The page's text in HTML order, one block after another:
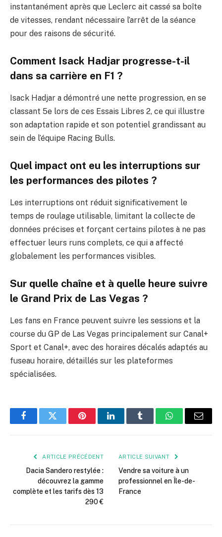
instantanément après que Leclerc ait cassé sa boîte
de vitesses, rendant nécessaire l’arrêt de la séance
pour des raisons de sécurité.
Comment Isack Hadjar progresse-t-il
dans sa carrière en F1 ?
Isack Hadjar a démontré une nette progression, en se
classant 5e lors de ces Essais Libres 2, ce qui illustre
son adaptation rapide et son potentiel grandissant au
sein de l’équipe Racing Bulls.
Quel impact ont eu les interruptions sur
les performances des pilotes ?
Les interruptions ont réduit significativement le
temps de roulage utilisable, limitant la collecte de
données précises et forçant certains pilotes à ne pas
effectuer leurs runs complets, ce qui a affecté
globalement les performances visibles.
Sur quelle chaîne et à quelle heure suivre
le Grand Prix de Las Vegas ?
Les fans en France peuvent suivre les sessions et la
course du GP de Las Vegas principalement sur Canal+
Sport et Canal+, avec des horaires décalés adaptés au
fuseau horaire, détaillés sur les plateformes
spécialisées.
FacebookTwitter PinterestLinkedInTumblr WhatsApp
E-
ARTICLE PRÉCÉDENT
Dacia Sandero restylée :
découvrez la gamme
complète et les tarifs dès 13
290 €
ARTICLE SUIVANT
Vendre sa voiture à un
professionnel en Île-de-
France